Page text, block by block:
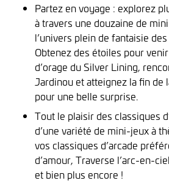
Partez en voyage : explorez
à travers une douzaine de
l’univers plein de fantaisie
Obtenez des étoiles pour
d’orage du Silver Lining,
Jardinou et atteignez la fin de
pour une belle surprise.
Tout le plaisir des classiques
d’une variété de mini-jeux à
vos classiques d’arcade
d’amour, Traverse l’arc-en-
et bien plus encore !